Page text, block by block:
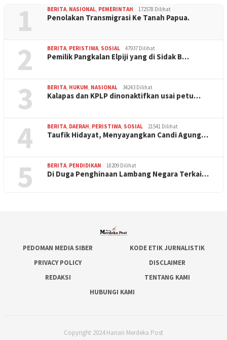
1 BERITA NASIONAL PEMERINTAH 172578 Dilihat
Penolakan Transmigrasi Ke Tanah Papua.
2 BERITA PERISTIWA SOSIAL 47937 Dilihat
Pemilik Pangkalan Elpiji yang di Sidak B…
3 BERITA HUKUM NASIONAL 34243 Dilihat
Kalapas dan KPLP dinonaktifkan usai petu…
4 BERITA DAERAH PERISTIWA SOSIAL 21541 Dilihat
Taufik Hidayat, Menyayangkan Candi Agung…
5 BERITA PENDIDIKAN 18209 Dilihat
Di Duga Penghinaan Lambang Negara Terkai…
PEDOMAN MEDIA SIBER
KODE ETIK JURNALISTIK
PRIVACY POLICY
DISCLAIMER
REDAKSI
TENTANG KAMI
HUBUNGI KAMI
Copyright 2024 Harian Merdeka Post